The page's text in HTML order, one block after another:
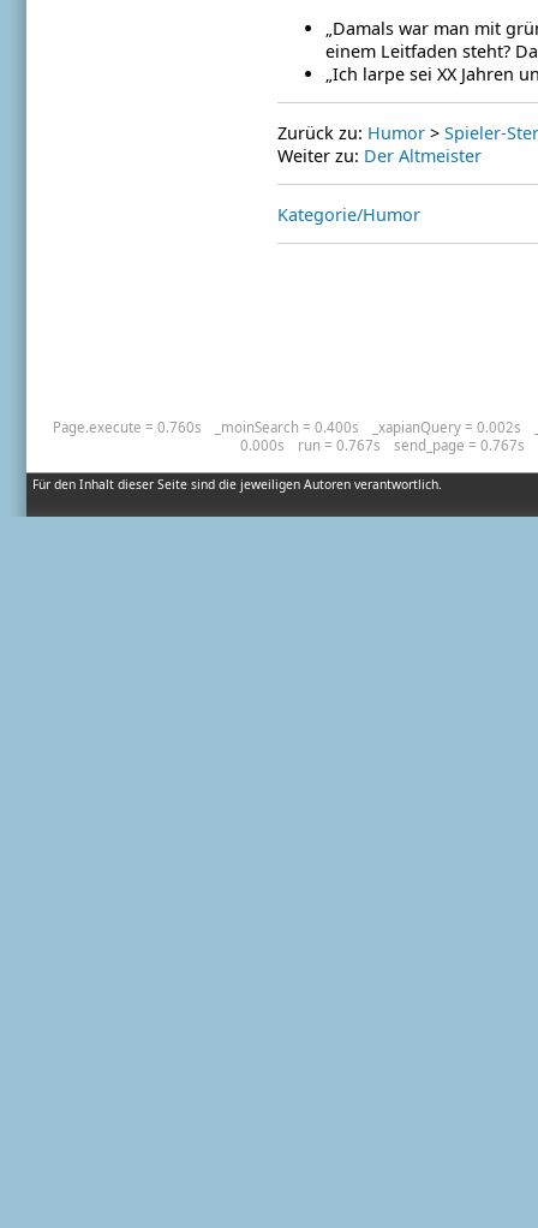
„Damals war man mit
einem Leitfaden steht?
„Ich larpe sei XX Jahren
Zurück zu: Humor> Spieler-
Weiter zu: Der Altmeister
Kategorie/Humor
Für den Inhalt dieser Seite sind die jeweiligen Autoren verantwortlich.
Page.execute = 0.760s _moinSearch = 0.400s _xapianQuery = 0.002s
0.000s
run = 0.767s send_page = 0.767s